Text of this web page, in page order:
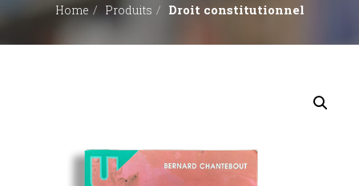
Home Produits Droit constitutionnel